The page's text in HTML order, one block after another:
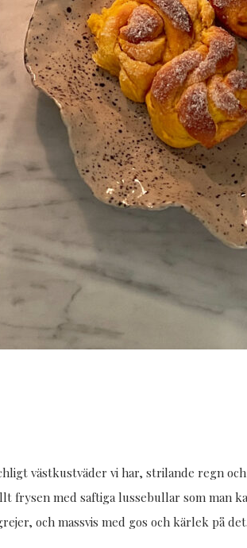
västkustväder vi har, strilande regn
frysen med saftiga lussebullar som man
och massvis med gos och kärlek på det.